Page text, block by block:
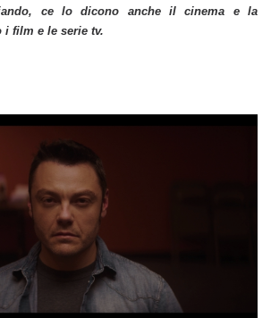
ce lo dicono anche il cinema e la
i film e le serie tv.